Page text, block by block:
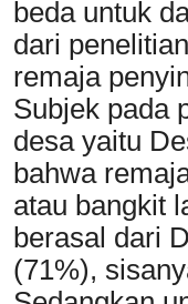
beda untuk
dari
remaja
Subjek pada
desa yaitu
bahwa
atau bangkit
berasal dari
(71%),